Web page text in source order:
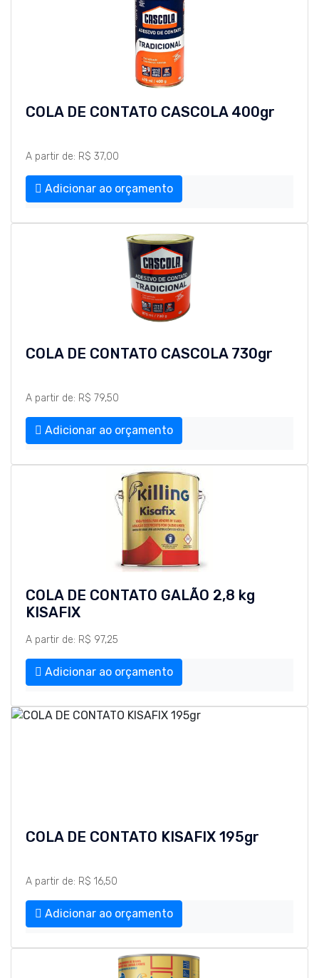
COLA DE CONTATO CASCOLA 400gr
A partir de: R$ 37,00
Adicionar ao orçamento
COLA DE CONTATO CASCOLA 730gr
A partir de: R$ 79,50
Adicionar ao orçamento
COLA DE CONTATO GALÃO 2,8 kg
KISAFIX
A partir de: R$ 97,25
Adicionar ao orçamento
COLA DE CONTATO KISAFIX 195gr
A partir de: R$ 16,50
Adicionar ao orçamento